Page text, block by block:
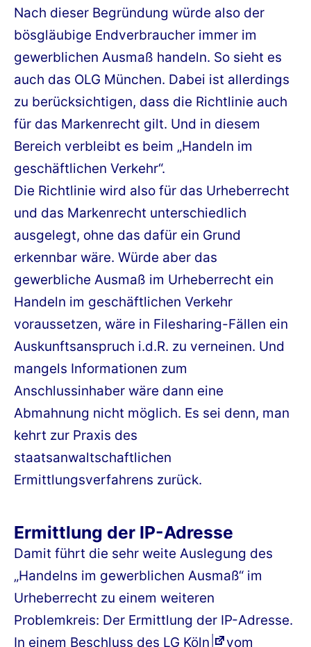
Nach dieser Begründung würde also der
bösgläubige Endverbraucher immer im
gewerblichen Ausmaß handeln. So sieht es
auch das OLG München. Dabei ist allerdings
zu berücksichtigen, dass die Richtlinie auch
für das Markenrecht gilt. Und in diesem
Bereich verbleibt es beim „Handeln im
geschäftlichen Verkehr“.
Die Richtlinie wird also für das Urheberrecht
und das Markenrecht unterschiedlich
ausgelegt, ohne das dafür ein Grund
erkennbar wäre. Würde aber das
gewerbliche Ausmaß im Urheberrecht ein
Handeln im geschäftlichen Verkehr
voraussetzen, wäre in Filesharing-Fällen ein
Auskunftsanspruch i.d.R. zu verneinen. Und
mangels Informationen zum
Anschlussinhaber wäre dann eine
Abmahnung nicht möglich. Es sei denn, man
kehrt zur Praxis des
staatsanwaltschaftlichen
Ermittlungsverfahrens zurück.
Ermittlung der IP-Adresse
Damit führt die sehr weite Auslegung des
„Handelns im gewerblichen Ausmaß“ im
Urheberrecht zu einem weiteren
Problemkreis: Der Ermittlung der IP-Adresse.
In einem Beschluss des LG Köln vom